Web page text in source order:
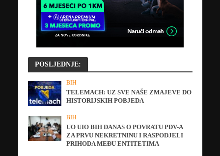
POSLJEDNJE:
BIH
TELEMACH: UZ SVE NAŠE ZMAJEVE DO
HISTORIJSKIH POBJEDA
BIH
UO UIO BIH DANAS O POVRATU PDV-A
ZA PRVU NEKRETNINU I RASPODJELI
PRIHODA MEĐU ENTITETIMA